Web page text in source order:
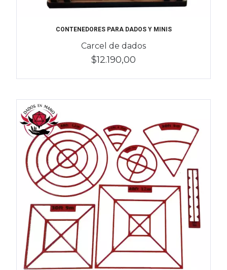
CONTENEDORES PARA DADOS Y MINIS
Carcel de dados
$12.190,00